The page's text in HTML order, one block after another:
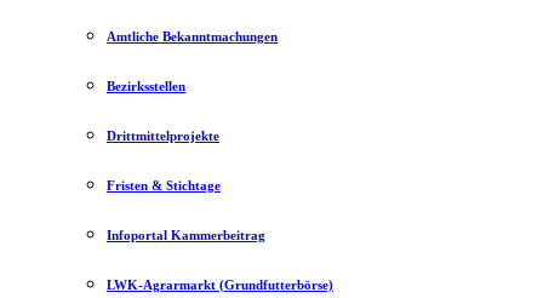
Amtliche Bekanntmachungen
Bezirksstellen
Drittmittelprojekte
Fristen & Stichtage
Infoportal Kammerbeitrag
LWK-Agrarmarkt (Grundfutterbörse)